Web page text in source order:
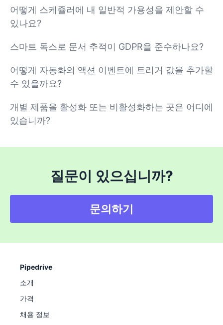
어떻게 스케쥴러에 내 일반적 가용성을 제안할 수
있나요?
스마트 독스로 문서 추적이 GDPR을 준수하나요?
어떻게 자동화의 액션 이벤트에 트리거 값을 추가할
수 있을까요?
개별 제품을 활성화 또는 비활성화하는 곳은 어디에
있습니까?
질문이 있으십니까?
문의하기
Pipedrive
소개
가격
채용 정보